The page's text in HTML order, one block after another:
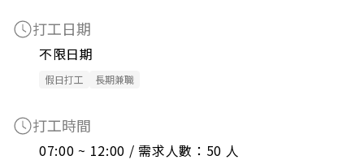
打工日期
不限日期
假日打工 長期兼職
打工時間
07:00 ~ 12:00 / 需求人數：50 人